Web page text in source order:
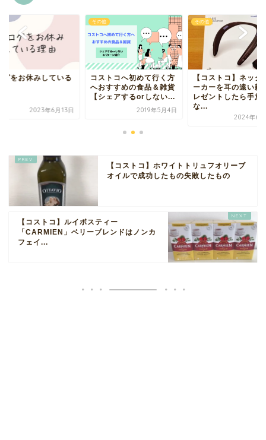
トコへ初めて行く方
2019年5月4日
その他
【コストコ】ネックスピ
ーカーを耳の遠い親へプ
レゼントしたら手放せ
その他
ブログをお休みして
理由
【コストコ】ホワイトトリュフオリーブ
オイルで成功したもの失敗したもの
【コストコ】ルイボスティー
「CARMIEN」ベリーブレンドはノンカ
フェイ...